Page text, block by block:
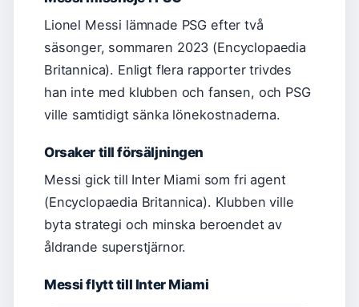
Lionel Messi lämnade PSG efter två
säsonger, sommaren 2023 (Encyclopaedia
Britannica). Enligt flera rapporter trivdes
han inte med klubben och fansen, och PSG
ville samtidigt sänka lönekostnaderna.
Orsaker till försäljningen
Messi gick till Inter Miami som fri agent
(Encyclopaedia Britannica). Klubben ville
byta strategi och minska beroendet av
åldrande superstjärnor.
Messi flytt till Inter Miami